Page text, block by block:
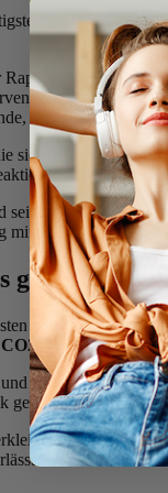
psychoaktive
Mechoulam
befinden.
Paranoia-Anfälle,
sich insbesondere
beeinflusst.
analgetischen,
mit Multipler
gewonnen?
verwendete
wird oft wegen
Trocknung des
bis es einen
Cannabis,
einen reinen